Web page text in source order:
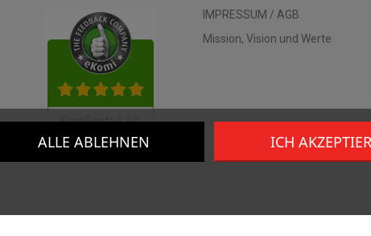
IMPRESSUM / AGB
Mission, Vision und Werte
ALLE ABLEHNEN ICH